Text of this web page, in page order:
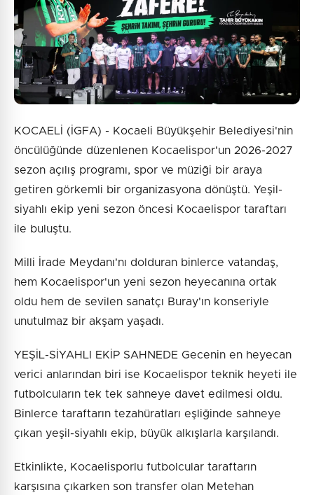
KOCAELİ (İGFA) - Kocaeli Büyükşehir Belediyesi'nin
öncülüğünde düzenlenen Kocaelispor'un 2026-2027
sezon açılış programı, spor ve müziği bir araya
getiren görkemli bir organizasyona dönüştü. Yeşil-
siyahlı ekip yeni sezon öncesi Kocaelispor taraftarı
ile buluştu.
Milli İrade Meydanı'nı dolduran binlerce vatandaş,
hem Kocaelispor'un yeni sezon heyecanına ortak
oldu hem de sevilen sanatçı Buray'ın konseriyle
unutulmaz bir akşam yaşadı.
YEŞİL-SİYAHLI EKİP SAHNEDE Gecenin en heyecan
verici anlarından biri ise Kocaelispor teknik heyeti ile
futbolcuların tek tek sahneye davet edilmesi oldu.
Binlerce taraftarın tezahüratları eşliğinde sahneye
çıkan yeşil-siyahlı ekip, büyük alkışlarla karşılandı.
Etkinlikte, Kocaelisporlu futbolcular taraftarın
karşısına çıkarken son transfer olan Metehan